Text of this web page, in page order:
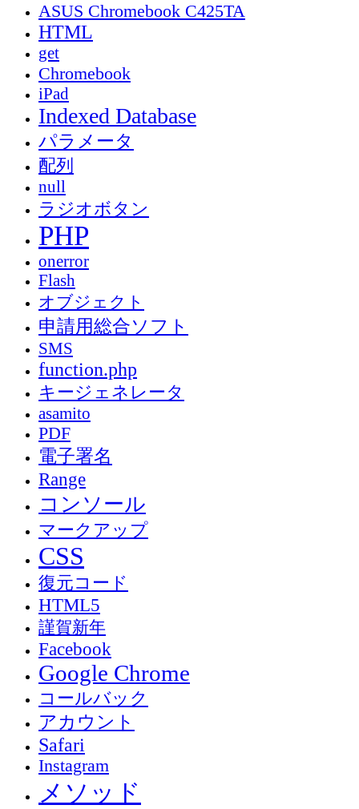
ASUS Chromebook C425TA
HTML
get
Chromebook
iPad
Indexed Database
パラメータ
配列
null
ラジオボタン
PHP
onerror
Flash
オブジェクト
申請用総合ソフト
SMS
function.php
キージェネレータ
asamito
PDF
電子署名
Range
コンソール
マークアップ
CSS
復元コード
HTML5
謹賀新年
Facebook
Google Chrome
コールバック
アカウント
Safari
Instagram
メソッド